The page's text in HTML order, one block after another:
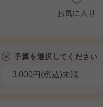
お気に入り
予算を選択してください